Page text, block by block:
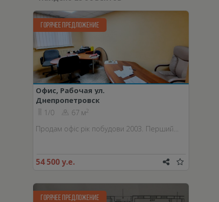
ГОРЯЧЕЕ ПРЕДЛОЖЕНИЕ
Офис, Рабочая ул.
Днепропетровск
1/0
67 м2
Продам офіс рік побудови 2003. Перший…
54 500 у.е.
ГОРЯЧЕЕ ПРЕДЛОЖЕНИЕ